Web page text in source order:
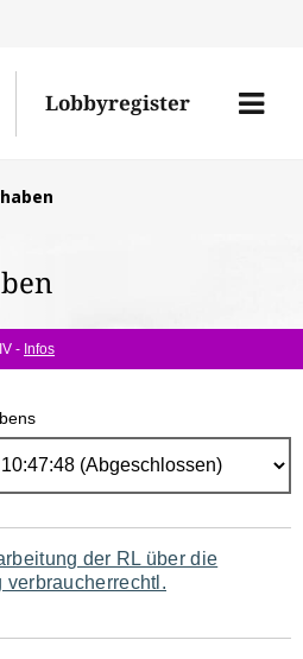
Lobbyregister
Menü
- Infos
der RL über die